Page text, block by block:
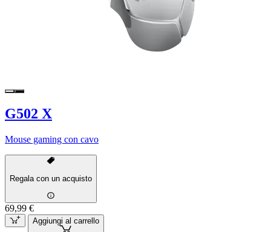
G502 X
Mouse gaming con cavo
Regala con un acquisto
69,99 €
Aggiungi al carrello